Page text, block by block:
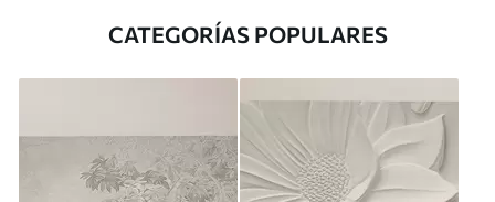
CATEGORÍAS POPULARES